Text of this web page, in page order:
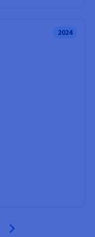
2024